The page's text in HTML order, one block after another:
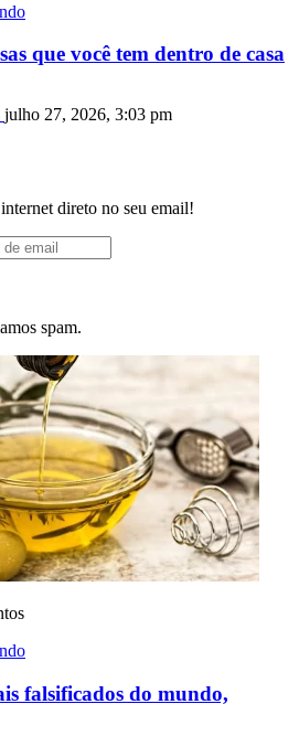
que você tem dentro de casa
julho 27, 2026, 3:03 pm
direto no seu email!
spam.
falsificados do mundo,